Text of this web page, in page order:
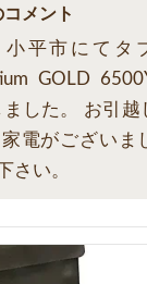
メント
平市にてタ
GOLD
した。 お引越
電がございま
さい。